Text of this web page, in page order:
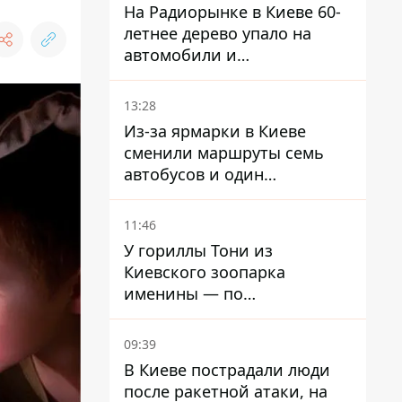
На Радиорынке в Киеве 60-
летнее дерево упало на
автомобили и
травмировало человека -
подробности
13:28
Из-за ярмарки в Киеве
сменили маршруты семь
автобусов и один
троллейбус
11:46
У гориллы Тони из
Киевского зоопарка
именины — по
человеческим меркам ему
уже больше 90 лет
09:39
В Киеве пострадали люди
после ракетной атаки, на